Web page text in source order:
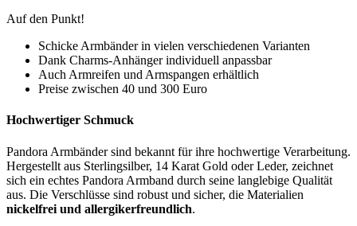
Auf den Punkt!
Schicke Armbänder in vielen verschiedenen Varianten
Dank Charms-Anhänger individuell anpassbar
Auch Armreifen und Armspangen erhältlich
Preise zwischen 40 und 300 Euro
Hochwertiger Schmuck
Pandora Armbänder sind bekannt für ihre hochwertige Verarbeitung.
Hergestellt aus Sterlingsilber, 14 Karat Gold oder Leder, zeichnet
sich ein echtes Pandora Armband durch seine langlebige Qualität
aus. Die Verschlüsse sind robust und sicher, die Materialien
nickelfrei und allergikerfreundlich.